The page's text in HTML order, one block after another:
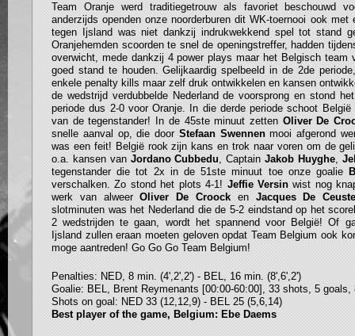
Team Oranje werd traditiegetrouw als favoriet beschouwd
anderzijds openden onze noorderburen dit WK-toernooi ook met
tegen Ijsland was niet dankzij indrukwekkend spel tot stand
Oranjehemden scoorden te snel de openingstreffer, hadden
overwicht, mede dankzij 4 power plays maar het Belgisch team
goed stand te houden. Gelijkaardig spelbeeld in de 2de
enkele penalty kills maar zelf druk ontwikkelen en kansen
de wedstrijd verdubbelde Nederland de voorsprong en stond
periode dus 2-0 voor Oranje. In die derde periode schoot
van de tegenstander! In de 45ste minuut zetten Oliver De
snelle aanval op, die door Stefaan Swennenmooi afgerond
was een feit! België rook zijn kans en trok naar voren om de
o.a. kansen van Jordano Cubbedu, CaptainJakob Huyghe,
tegenstander die tot 2x in de 51ste minuut toe onze goalie
verschalken. Zo stond het plots 4-1! Jeffie Versinwist nog
werk van alweerOliver De Croock en Jacques De
slotminuten was het Nederland die de 5-2 eindstand op het
2 wedstrijden te gaan, wordt het spannend voor België! Of
Ijsland zullen eraan moeten geloven opdat Team Belgium ook
moge aantreden! Go Go Go Team Belgium!
Penalties: NED, 8 min. (4',2',2') - BEL, 16 min. (8',6',2')
Goalie: BEL, Brent Reymenants [00:00-60:00], 33 shots, 5 goals,
Shots on goal: NED 33 (12,12,9) - BEL 25 (5,6,14)
Best player of the game, Belgium: Ebe Daems